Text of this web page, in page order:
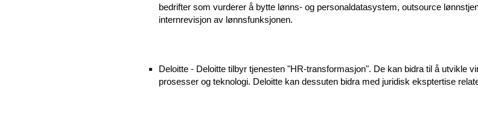
bedrifter som vurderer å bytte lønns- og personaldatasystem, outsource
internrevisjon av lønnsfunksjonen.
Deloitte - Deloitte tilbyr tjenesten "HR-transformasjon". De kan bidra til å utvikle
prosesser og teknologi. Deloitte kan dessuten bidra med juridisk eksptertise